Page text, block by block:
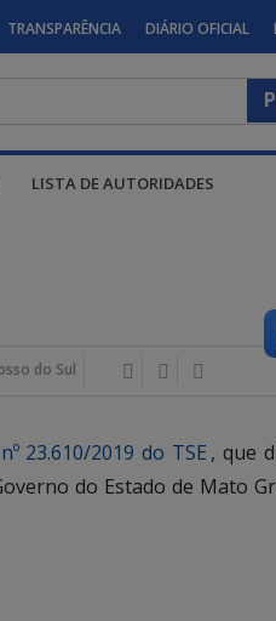
TRANSPARÊNCIA DIÁRIO OFICIAL
LISTA DE AUTORIDADES
do Sul
23.610/2019 do TSE , que
do Estado de Mato